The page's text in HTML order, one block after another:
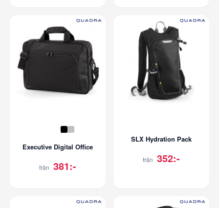
Executive Digital Office
från 381:-
SLX Hydration Pack
från 352:-